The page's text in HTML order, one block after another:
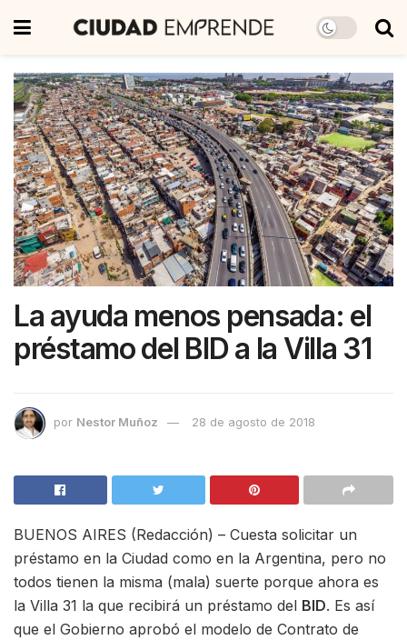
La ayuda menos pensada: el
préstamo del BID a la Villa 31
por Nestor Muñoz 28 de agosto de 2018
BUENOS AIRES (Redacción) – Cuesta solicitar un
préstamo en la Ciudad como en la Argentina, pero no
todos tienen la misma (mala) suerte porque ahora es
la Villa 31 la que recibirá un préstamo del BID. Es así
que el Gobierno aprobó el modelo de Contrato de